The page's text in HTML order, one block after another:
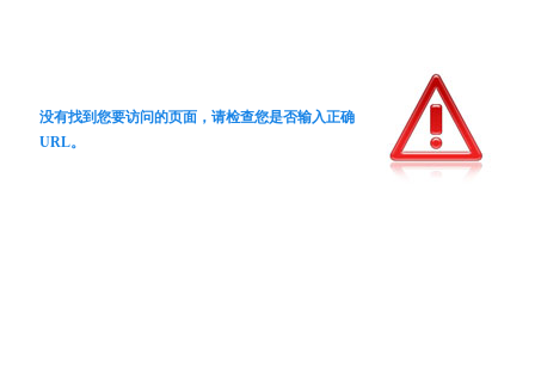
没有找到您要访问的页面，请检查您是否输入正确
URL。